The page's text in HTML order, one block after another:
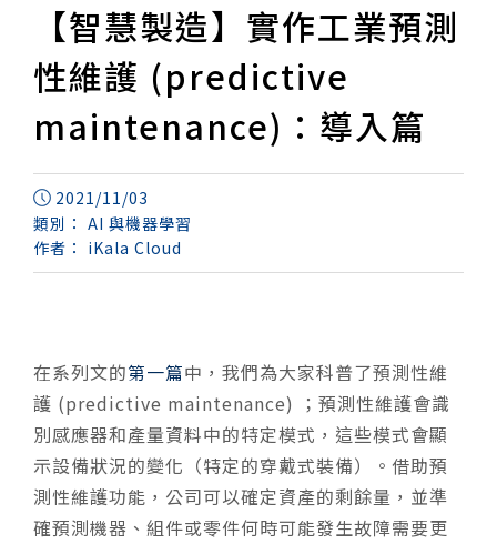
【智慧製造】實作工業預測
性維護 (predictive
maintenance)：導入篇
2021/11/03
類別： AI 與機器學習
作者： iKala Cloud
在系列文的第一篇中，我們為大家科普了預測性維
護 (predictive maintenance) ；預測性維護會識
別感應器和產量資料中的特定模式，這些模式會顯
示設備狀況的變化（特定的穿戴式裝備）。借助預
測性維護功能，公司可以確定資產的剩餘量，並準
確預測機器、組件或零件何時可能發生故障需要更